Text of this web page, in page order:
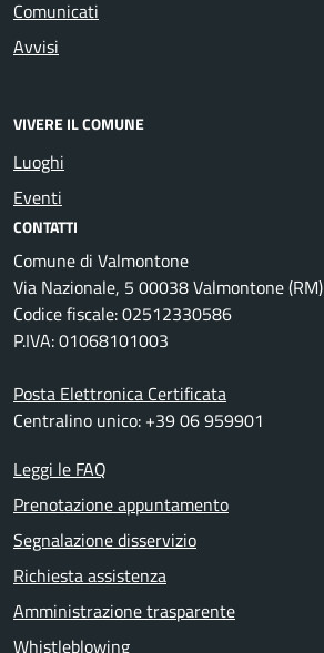
Comunicati
Avvisi
VIVERE IL COMUNE
Luoghi
Eventi
CONTATTI
Comune di Valmontone
Via Nazionale, 5 00038 Valmontone (RM)
Codice fiscale: 02512330586
P.IVA: 01068101003
Posta Elettronica Certificata
Centralino unico: +39 06 959901
Leggi le FAQ
Prenotazione appuntamento
Segnalazione disservizio
Richiesta assistenza
Amministrazione trasparente
Whistleblowing